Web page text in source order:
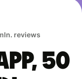
reviews
50